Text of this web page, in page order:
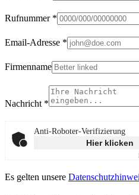
Rufnummer *
Email-Adresse *
Firmenname
Nachricht *
Anti-Roboter-Verifizierung
Hier klicken
Es gelten unsere